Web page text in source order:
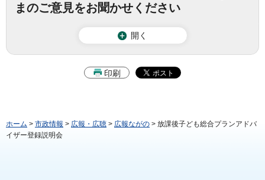
まのご意見をお聞かせください
開く
印刷
ホーム > 市政情報 > 広報・広聴 > 広報ながの > 放課後子ども総合プランアドバ
イザー登録説明会